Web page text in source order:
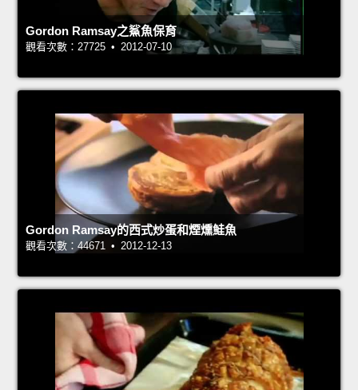
Gordon Ramsay之鯊魚保育
觀看次數：27725 • 2012-07-10
Gordon Ramsay的西式炒蛋和煙燻鮭魚
觀看次數：44671 • 2012-12-13